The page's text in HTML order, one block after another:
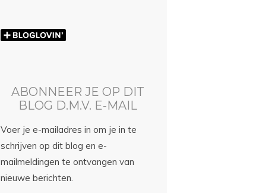
ABONNEER JE OP DIT
BLOG D.M.V. E-MAIL
Voer je e-mailadres in om je in te
schrijven op dit blog en e-
mailmeldingen te ontvangen van
nieuwe berichten.